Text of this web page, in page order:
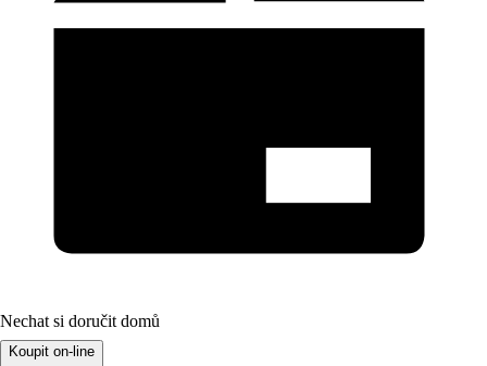
Nechat si doručit domů
Koupit on-line